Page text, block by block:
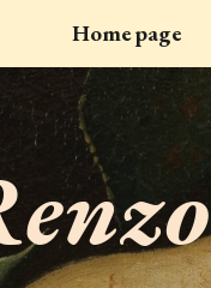
to main content
Home page